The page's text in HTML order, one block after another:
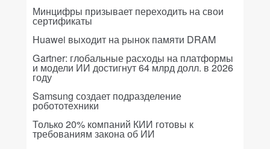
Минцифры призывает переходить на свои
сертификаты
Huawei выходит на рынок памяти DRAM
Gartner: глобальные расходы на платформы
и модели ИИ достигнут 64 млрд долл. в 2026
году
Samsung создает подразделение
робототехники
Только 20% компаний КИИ готовы к
требованиям закона об ИИ